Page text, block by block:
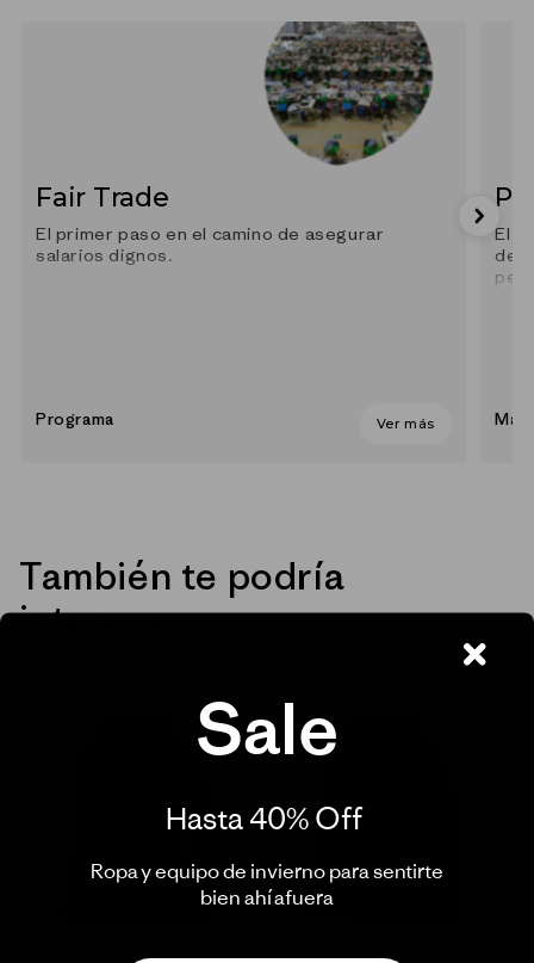
Fair Trade
El primer paso en el camino de asegurar
salarios dignos.
Programa Ver más
El
También te podría
interesar
Sale
Hasta 40% Off ​
Ropa y equipo de invierno para sentirte
bien ahí afuera​